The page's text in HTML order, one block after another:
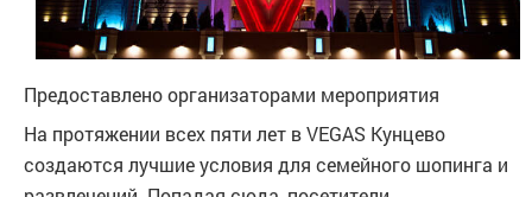
Предоставлено организаторами мероприятия
На протяжении всех пяти лет в VEGAS Кунцево
создаются лучшие условия для семейного шопинга и